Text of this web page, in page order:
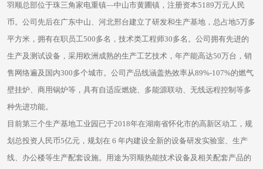
羽顺总部位于珠三角家电重镇—中山市黄圃镇，注册资本5189万元人民
币。公司先后在广东中山、河北邢台建立了研发和生产基地，总占地5万多
平方米，拥有在职员工500多名，技术类工程师30多名。公司拥有先进的
生产及测试设备，采用欧洲成熟的生产工艺技术，年产能高达50万台，销
售网络遍及国内300多个城市。公司产品线涵盖热效率从89%-107%的燃气
壁挂炉、商用锅炉等，具有自适应燃烧、多能源联动、无线远程控制等多
种先进功能。
目前第三个生产基地工业园已于2018年在湖南省怀化市的高新区动工，规
划总投资人民币5亿元，规划在 6 年内建设全新的设备研发实验室、生产
线、办公楼等生产配套设施。用途为羽顺热能技术设备及相关配套产品的